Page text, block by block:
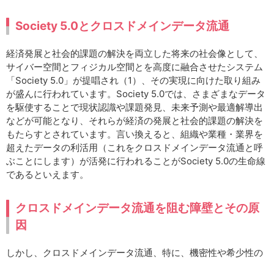
Society 5.0とクロスドメインデータ流通
経済発展と社会的課題の解決を両立した将来の社会像として、
サイバー空間とフィジカル空間とを高度に融合させたシステム
「Society 5.0」が提唱され（1）、その実現に向けた取り組み
が盛んに行われています。Society 5.0では、さまざまなデータ
を駆使することで現状認識や課題発見、未来予測や最適解導出
などが可能となり、それらが経済の発展と社会的課題の解決を
もたらすとされています。言い換えると、組織や業種・業界を
超えたデータの利活用（これをクロスドメインデータ流通と呼
ぶことにします）が活発に行われることがSociety 5.0の生命線
であるといえます。
クロスドメインデータ流通を阻む障壁とその原
因
しかし、クロスドメインデータ流通、特に、機密性や希少性の